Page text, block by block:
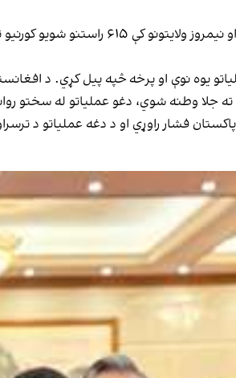
خبرپاڼه وایي، د ځمکو د وېش په برخه کې، په تېره یوه
یوه نوې او پرخه څپه پیل کړي. د
ته جلا وطنه شوي،‌ دغو عملیاتو له سختو
فشار راوړي او د دغه عملیاتو د